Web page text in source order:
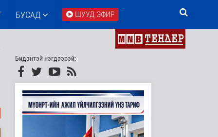
БУСАД ШУУД ЭФИР
Бидэнтэй нэгдээрэй: